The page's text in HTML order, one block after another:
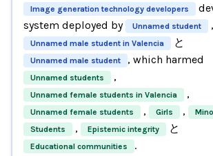
Image generation technology developers
system deployed by
Unnamed student ,
Unnamed male student in Valencia と
Unnamed male student , which harmed
Unnamed students ,
Unnamed female students in Valencia ,
Unnamed female students , Girls ,
Students , Epistemic integrity と
Educational communities
.